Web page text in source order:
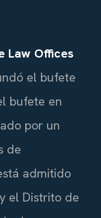
Law Offices
el bufete
bufete en
por un
de
admitido
el Distrito de